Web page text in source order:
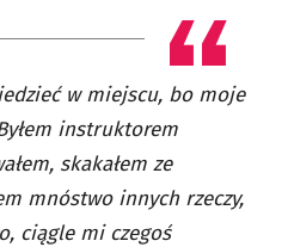
w miejscu, bo moje
instruktorem
skakałem ze
mnóstwo innych rzeczy,
ciągle mi czegoś